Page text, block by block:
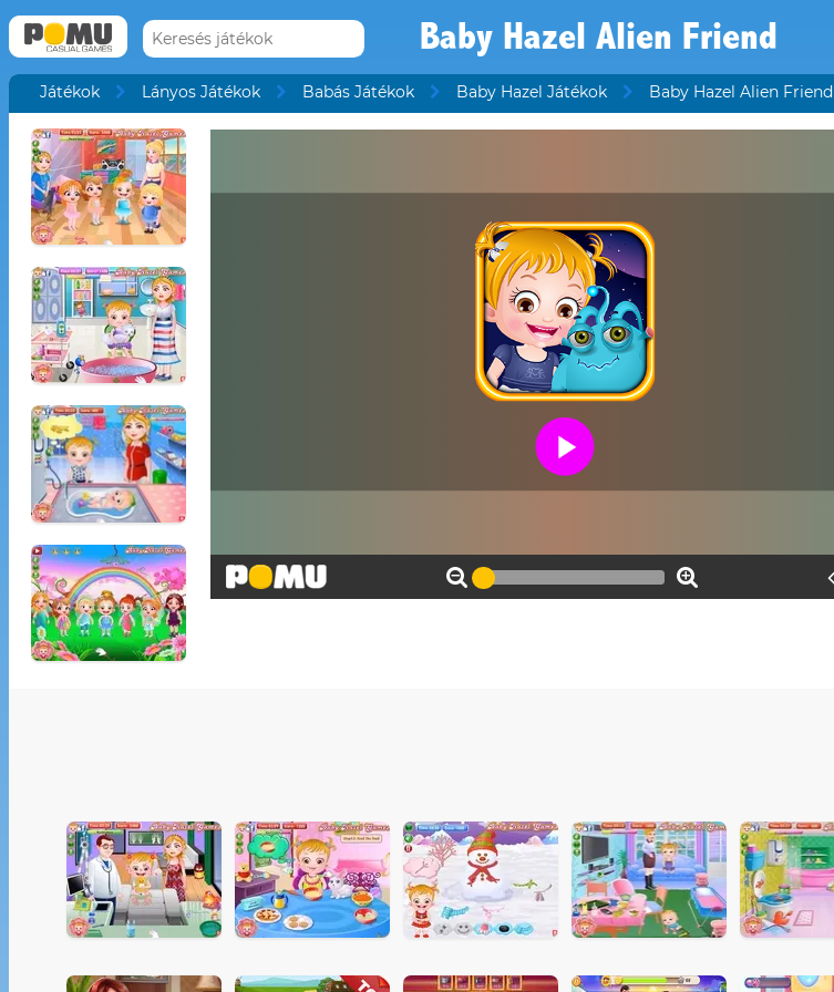
Baby Hazel Alien Friend
Játékok Lányos Játékok Babás Játékok Baby Hazel Játékok Baby Hazel Alien Friend